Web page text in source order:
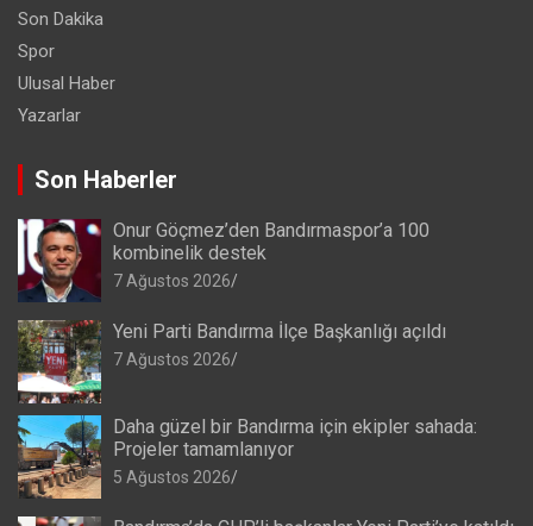
Son Dakika
Spor
Ulusal Haber
Yazarlar
Son Haberler
Onur Göçmez’den Bandırmaspor’a 100
kombinelik destek
7 Ağustos 2026
Yeni Parti Bandırma İlçe Başkanlığı açıldı
7 Ağustos 2026
Daha güzel bir Bandırma için ekipler sahada:
Projeler tamamlanıyor
5 Ağustos 2026